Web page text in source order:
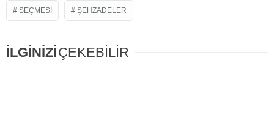
SEÇMESI ŞEHZADELER
İLGİNİZİÇEKEBİLİR